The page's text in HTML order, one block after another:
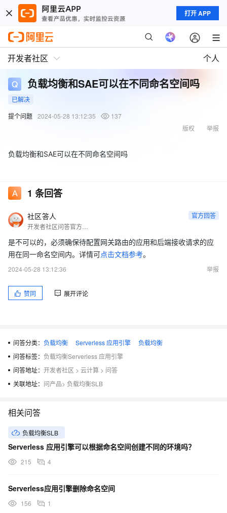
打开 APP
开发者社区 个人
负载均衡和SAE可以在不同命名空间吗
已解决
提个问题 2024-05-28 13:12:35
137
举报
版权
负载均衡和SAE可以在不同命名空间吗
1 条回答
社区答人 官方回答
是不可以的，必须确保待配置网关路由的应用和后端接收请求的应
用在同一命名空间内。详情可点击文档参考。
2024-05-28 13:12:36
举报
赞同 展开评论
问答分类： 负载均衡 Serverless 应用引擎
负载均衡
问答标签： 负载均衡Serverless 应用引擎
问答地址： 开发者社区 > 云计算 > 问答
关联地址： 问产品> 负载均衡SLB
相关问答
负载均衡SLB
Serverless 应用引擎可以根据命名空间创建不同的环境吗？
215 4
Serverless应用引擎删除命名空间
156 1